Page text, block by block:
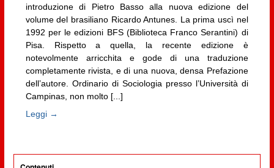
introduzione di Pietro Basso alla nuova edizione del
volume del brasiliano Ricardo Antunes. La prima uscì nel
1992 per le edizioni BFS (Biblioteca Franco Serantini) di
Pisa. Rispetto a quella, la recente edizione è
notevolmente arricchita e gode di una traduzione
completamente rivista, e di una nuova, densa Prefazione
dell’autore. Ordinario di Sociologia presso l’Università di
Campinas, non molto [...]
Leggi →